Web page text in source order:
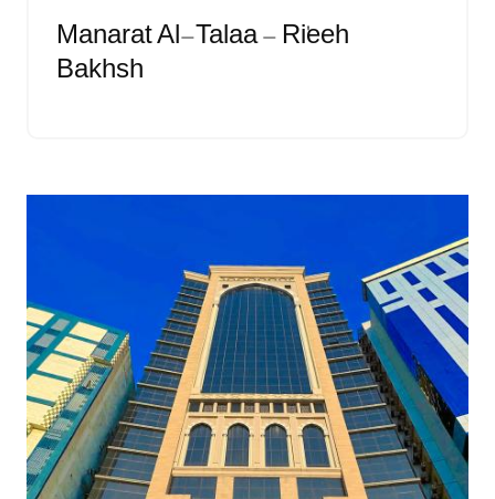
Manarat Al-Talaa - Ri'eeh
Bakhsh